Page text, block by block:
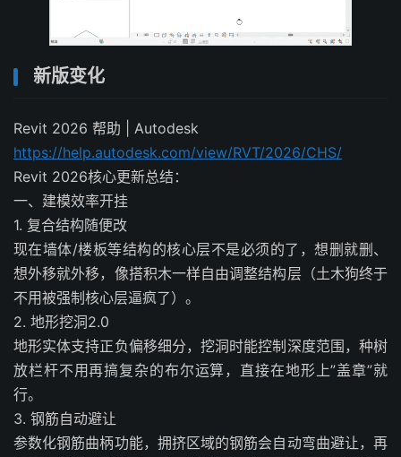
新版变化
Revit 2026 帮助 | Autodesk
https://help.autodesk.com/view/RVT/2026/CHS/
Revit 2026核心更新总结：
一、建模效率开挂
1. 复合结构随便改
现在墙体/楼板等结构的核心层不是必须的了，想删就删、
想外移就外移，像搭积木一样自由调整结构层（土木狗终于
不用被强制核心层逼疯了）。
2. 地形挖洞2.0
地形实体支持正负偏移细分，挖洞时能控制深度范围，种树
放栏杆不用再搞复杂的布尔运算，直接在地形上”盖章”就
行。
3. 钢筋自动避让
参数化钢筋曲柄功能，拥挤区域的钢筋会自动弯曲避让，再